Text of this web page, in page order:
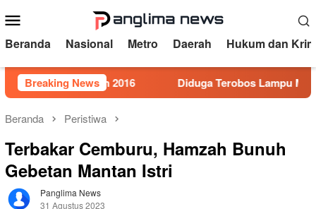
ke
kontenMobile
Beranda Nasional Metro Daerah Hukum dan
Breaking News
5 Tahun 2016 Diduga Terobos Lampu Merah,
Beranda Peristiwa
Terbakar Cemburu, Hamzah Bunuh
Gebetan Mantan Istri
Panglima News
31 Agustus 2023